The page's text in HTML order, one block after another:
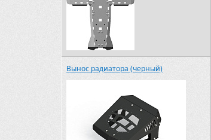
Вынос радиатора (черный)